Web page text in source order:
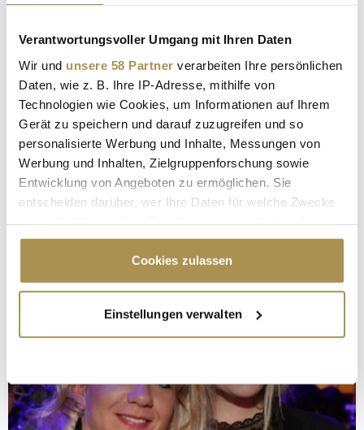
Verantwortungsvoller Umgang mit Ihren Daten
Wir und unsere 58 Partner verarbeiten Ihre persönlichen
Daten, wie z. B. Ihre IP-Adresse, mithilfe von
Technologien wie Cookies, um Informationen auf Ihrem
Gerät zu speichern und darauf zuzugreifen und so
personalisierte Werbung und Inhalte, Messungen von
Werbung und Inhalten, Zielgruppenforschung sowie
Entwicklung von Angeboten zu ermöglichen. Sie
entscheiden darüber, wer Ihre Daten für welche Zwecke
Cookie-Erklärung oder durch Klicken auf das Privacy
Trigger Symbol ändern oder widerrufen
Informationen über Ihre geografische Lage
erfassen, welche bis auf einige Meter genau sein
bestimmten Merkmalen (Fingerprinting) identifizieren
Erfahren Sie mehr darüber, wie Ihre persönlichen Daten
Cookies zulassen
Einstellungen verwalten